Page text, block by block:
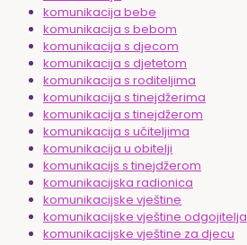
komunikacija bebe
komunikacija s bebom
komunikacija s djecom
komunikacija s djetetom
komunikacija s roditeljima
komunikacija s tinejdžerima
komunikacija s tinejdžerom
komunikacija s učiteljima
komunikacija u obitelji
komunikacijs s tinejdžerom
komunikacijska radionica
komunikacijske vještine
komunikacijske vještine odgojitelja
komunikacijske vještine za djecu